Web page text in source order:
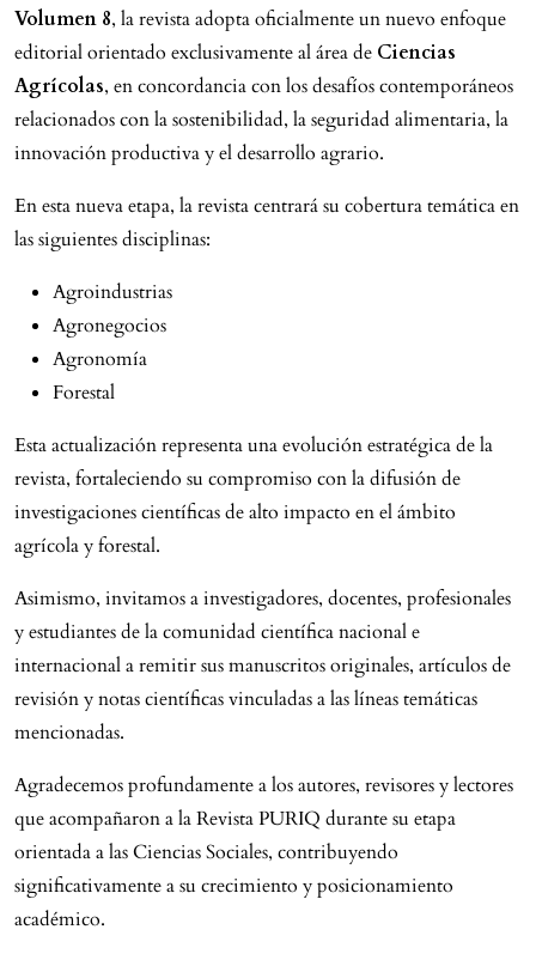
Volumen 8, la revista adopta oficialmente un nuevo enfoque
editorial orientado exclusivamente al área de Ciencias
Agrícolas, en concordancia con los desafíos contemporáneos
relacionados con la sostenibilidad, la seguridad alimentaria, la
innovación productiva y el desarrollo agrario.
En esta nueva etapa, la revista centrará su cobertura temática en
las siguientes disciplinas:
Agroindustrias
Agronegocios
Agronomía
Forestal
Esta actualización representa una evolución estratégica de la
revista, fortaleciendo su compromiso con la difusión de
investigaciones científicas de alto impacto en el ámbito
agrícola y forestal.
Asimismo, invitamos a investigadores, docentes, profesionales
y estudiantes de la comunidad científica nacional e
internacional a remitir sus manuscritos originales, artículos de
revisión y notas científicas vinculadas a las líneas temáticas
mencionadas.
Agradecemos profundamente a los autores, revisores y lectores
que acompañaron a la Revista PURIQ durante su etapa
orientada a las Ciencias Sociales, contribuyendo
significativamente a su crecimiento y posicionamiento
académico.